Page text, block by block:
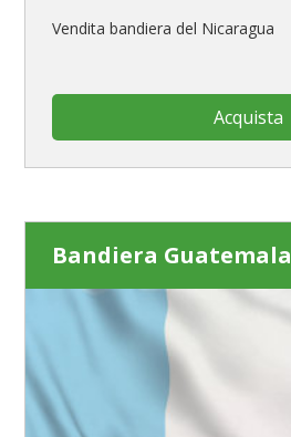
Vendita bandiera del Nicaragua
Acquista
Bandiera Guatemala